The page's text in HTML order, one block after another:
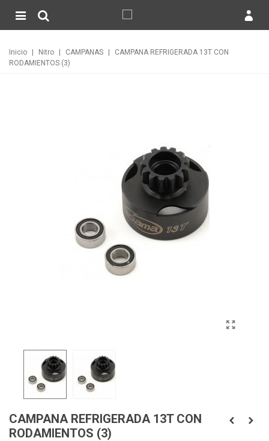
Inicio Nitro CAMPANAS
CAMPANA REFRIGERADA 13T CON
RODAMIENTOS (3)
CAMPANA REFRIGERADA 13T CON
RODAMIENTOS (3)